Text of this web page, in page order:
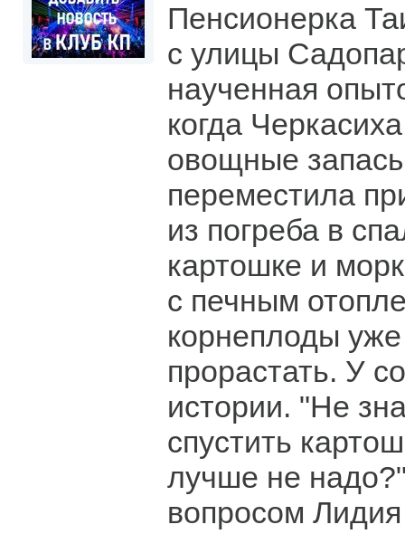
Пенсионерка
с улицы
наученная
когда
овощные
переместила
из погреба в
картошке и
с печным
корнеплоды
прорастать. У
истории. "Не
спустить
лучше не
вопросом